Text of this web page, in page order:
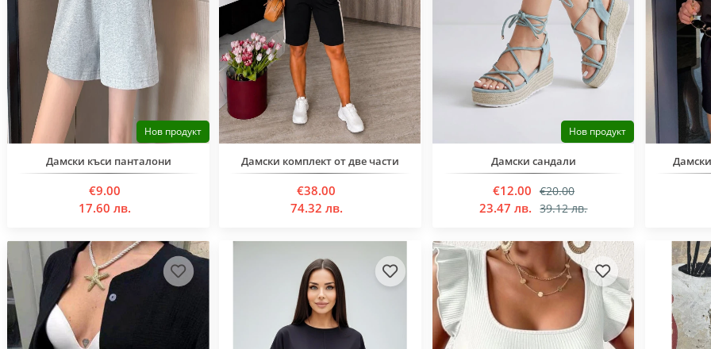
Нов продукт
Дамски къси панталони
€9.00
17.60 лв.
Дамски комплект от две части
€38.00
74.32 лв.
Нов продукт
Дамски сандали
€12.00 €20.00
23.47 лв. 39.12 лв.